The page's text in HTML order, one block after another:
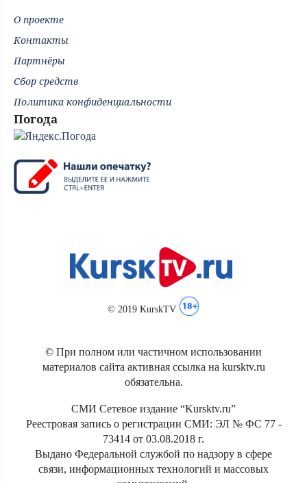
О проекте
Контакты
Партнёры
Сбор средств
Политика конфиденциальности
Погода
© 2019 KurskTV
© При полном или частичном использовании
материалов сайта активная ссылка на kursktv.ru
обязательна.
СМИ Сетевое издание “Kursktv.ru”
Реестровая запись о регистрации СМИ: ЭЛ № ФС 77 -
73414 от 03.08.2018 г.
Выдано Федеральной службой по надзору в сфере
связи, информационных технологий и массовых